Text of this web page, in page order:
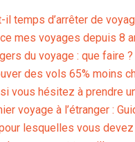
il temps d’arrêter de
mes voyages depuis 8
du voyage : que faire ?
des vols 65% moins
vous hésitez à prendre
voyage à l’étranger :
lesquelles vous